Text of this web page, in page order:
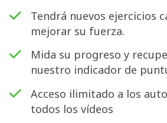
Buscar
Tendrá nuevos ejercicios
mejorar su fuerza.
Mida su progreso y
nuestro indicador de
Acceso ilimitado a los
todos los vídeos